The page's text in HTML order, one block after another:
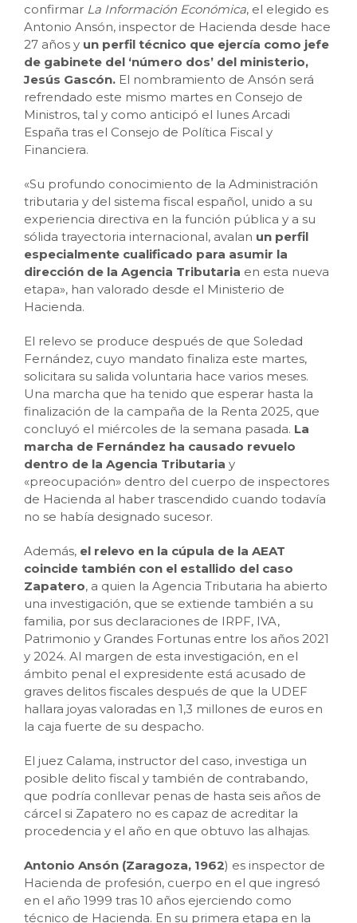
confirmar La Información Económica, el elegido es
Antonio Ansón, inspector de Hacienda desde hace
27 años y un perfil técnico que ejercía como jefe
de gabinete del ‘número dos’ del ministerio,
Jesús Gascón. El nombramiento de Ansón será
refrendado este mismo martes en Consejo de
Ministros, tal y como anticipó el lunes Arcadi
España tras el Consejo de Política Fiscal y
Financiera.
«Su profundo conocimiento de la Administración
tributaria y del sistema fiscal español, unido a su
experiencia directiva en la función pública y a su
sólida trayectoria internacional, avalan un perfil
especialmente cualificado para asumir la
dirección de la Agencia Tributaria en esta nueva
etapa», han valorado desde el Ministerio de
Hacienda.
El relevo se produce después de que Soledad
Fernández, cuyo mandato finaliza este martes,
solicitara su salida voluntaria hace varios meses.
Una marcha que ha tenido que esperar hasta la
finalización de la campaña de la Renta 2025, que
concluyó el miércoles de la semana pasada. La
marcha de Fernández ha causado revuelo
dentro de la Agencia Tributaria y
«preocupación» dentro del cuerpo de inspectores
de Hacienda al haber trascendido cuando todavía
no se había designado sucesor.
Además, el relevo en la cúpula de la AEAT
coincide también con el estallido del caso
Zapatero, a quien la Agencia Tributaria ha abierto
una investigación, que se extiende también a su
familia, por sus declaraciones de IRPF, IVA,
Patrimonio y Grandes Fortunas entre los años 2021
y 2024. Al margen de esta investigación, en el
ámbito penal el expresidente está acusado de
graves delitos fiscales después de que la UDEF
hallara joyas valoradas en 1,3 millones de euros en
la caja fuerte de su despacho.
El juez Calama, instructor del caso, investiga un
posible delito fiscal y también de contrabando,
que podría conllevar penas de hasta seis años de
cárcel si Zapatero no es capaz de acreditar la
procedencia y el año en que obtuvo las alhajas.
Antonio Ansón (Zaragoza, 1962) es inspector de
Hacienda de profesión, cuerpo en el que ingresó
en el año 1999 tras 10 años ejerciendo como
técnico de Hacienda. En su primera etapa en la